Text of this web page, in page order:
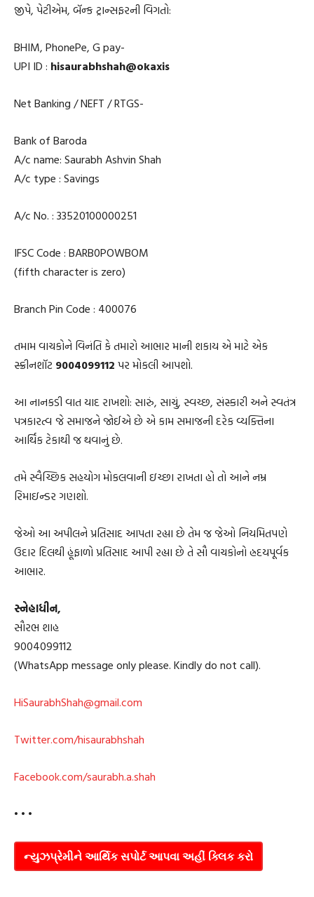
જીપે, પેટીએમ, બૅન્ક ટ્રાન્સફરની વિગતો:
BHIM, PhonePe, G pay-
UPI ID : hisaurabhshah@okaxis
Net Banking / NEFT / RTGS-
Bank of Baroda
A/c name: Saurabh Ashvin Shah
A/c type : Savings
A/c No. : 33520100000251
IFSC Code : BARB0POWBOM
(fifth character is zero)
Branch Pin Code : 400076
તમામ વાચકોને વિનંતિ કે તમારો આભાર માની શકાય એ માટે એક
સ્ક્રીનશૉટ 9004099112 પર મોકલી આપશો.
આ નાનકડી વાત યાદ રાખશો: સારું, સાચું, સ્વચ્છ, સંસ્કારી અને સ્વતંત્ર
પત્રકારત્વ જે સમાજને જોઈએ છે એ કામ સમાજની દરેક વ્યક્તિના
આર્થિક ટેકાથી જ થવાનું છે.
તમે સ્વૈચ્છિક સહયોગ મોકલવાની ઇચ્છા રાખતા હો તો આને નમ્ર
રિમાઇન્ડર ગણશો.
જેઓ આ અપીલને પ્રતિસાદ આપતા રહ્યા છે તેમ જ જેઓ નિયમિતપણે
ઉદાર દિલથી હૂંફાળો પ્રતિસાદ આપી રહ્યા છે તે સૌ વાચકોનો હ્રદયપૂર્વક
આભાર.
સ્નેહાધીન,
સૌરભ શાહ
9004099112
(WhatsApp message only please. Kindly do not call).
HiSaurabhShah@gmail.com
Twitter.com/hisaurabhshah
Facebook.com/saurabh.a.shah
• • •
ન્યુઝપ્રેમીને આર્થિક સપોર્ટ આપવા અહીં ક્લિક કરો